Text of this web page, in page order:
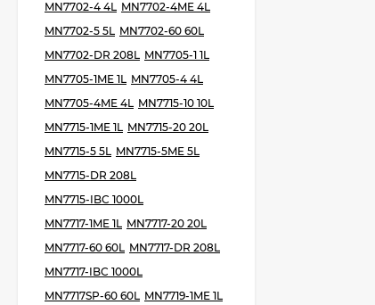
MN7702-4 4L MN7702-4ME 4L
MN7702-5 5L MN7702-60 60L
MN7702-DR 208L MN7705-1 1L
MN7705-1ME 1L MN7705-4 4L
MN7705-4ME 4L MN7715-10 10L
MN7715-1ME 1L MN7715-20 20L
MN7715-5 5L MN7715-5ME 5L
MN7715-DR 208L
MN7715-IBC 1000L
MN7717-1ME 1L MN7717-20 20L
MN7717-60 60L MN7717-DR 208L
MN7717-IBC 1000L
MN7717SP-60 60L MN7719-1ME 1L